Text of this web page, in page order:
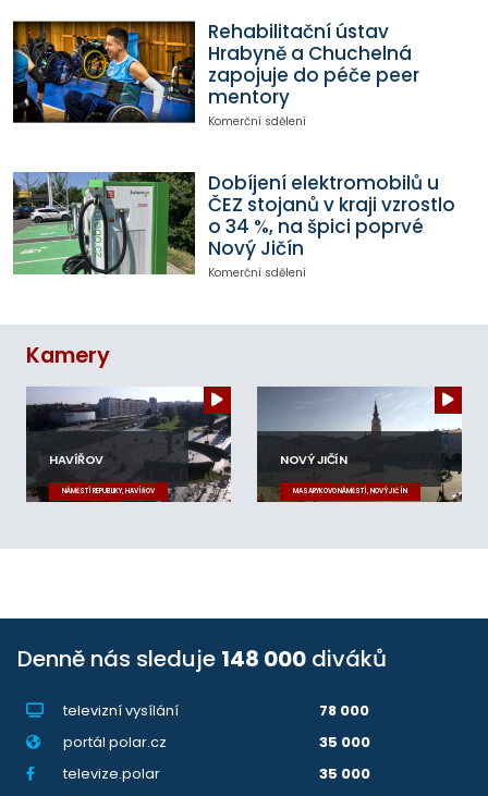
Rehabilitační ústav
Hrabyně a Chuchelná
zapojuje do péče peer
mentory
Komerční sdělení
Dobíjení elektromobilů u
ČEZ stojanů v kraji vzrostlo
o 34 %, na špici poprvé
Nový Jičín
Komerční sdělení
Kamery
HAVÍŘOV
NÁMĚSTÍ REPUBLIKY, HAVÍŘOV
NOVÝ JIČÍN
MASARYKOVO NÁMĚSTÍ, NOVÝ JIČÍN
Denně nás sleduje 148 000 diváků
televizní vysílání
78 000
portál polar.cz
35 000
televize.polar
35 000